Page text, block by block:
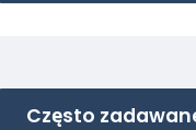
Często